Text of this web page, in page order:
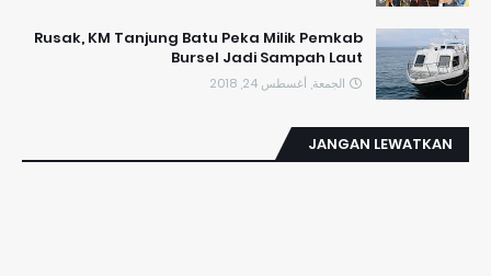
Rusak, KM Tanjung Batu Peka Milik Pemkab
Bursel Jadi Sampah Laut
الجمعة, أغسطس 24, 2018
JANGAN LEWATKAN